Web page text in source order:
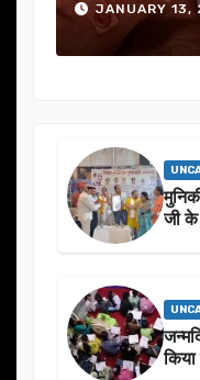
JANUARY 13,
जी के